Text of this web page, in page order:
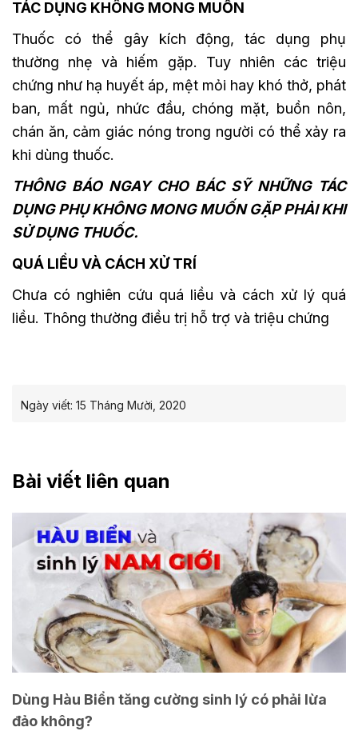
TÁC DỤNG KHÔNG MONG MUỐN
Thuốc có thể gây kích động, tác dụng phụ
thường nhẹ và hiếm gặp. Tuy nhiên các triệu
chứng như hạ huyết áp, mệt mỏi hay khó thở, phát
ban, mất ngủ, nhức đầu, chóng mặt, buồn nôn,
chán ăn, cảm giác nóng trong người có thể xảy ra
khi dùng thuốc.
THÔNG BÁO NGAY CHO BÁC SỸ NHỮNG TÁC
DỤNG PHỤ KHÔNG MONG MUỐN GẶP PHẢI KHI
SỬ DỤNG THUỐC.
QUÁ LIỀU VÀ CÁCH XỬ TRÍ
Chưa có nghiên cứu quá liều và cách xử lý quá
liều. Thông thường điều trị hỗ trợ và triệu chứng
Ngày viết: 15 Tháng Mười, 2020
Bài viết liên quan
Dùng Hàu Biển tăng cường sinh lý có phải lừa
đảo không?